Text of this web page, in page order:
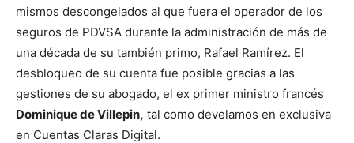
mismos descongelados al que fuera el operador de los
seguros de PDVSA durante la administración de más de
una década de su también primo, Rafael Ramírez. El
desbloqueo de su cuenta fue posible gracias a las
gestiones de su abogado, el ex primer ministro francés
Dominique de Villepin, tal como develamos en exclusiva
en Cuentas Claras Digital.